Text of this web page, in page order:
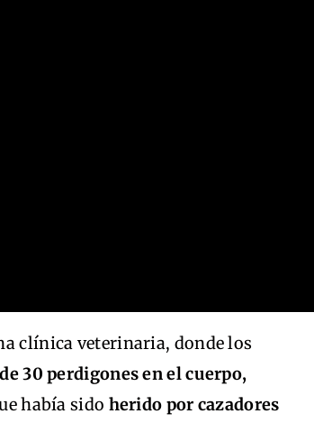
clínica veterinaria, donde los
30 perdigones en el cuerpo,
había sido herido por cazadores